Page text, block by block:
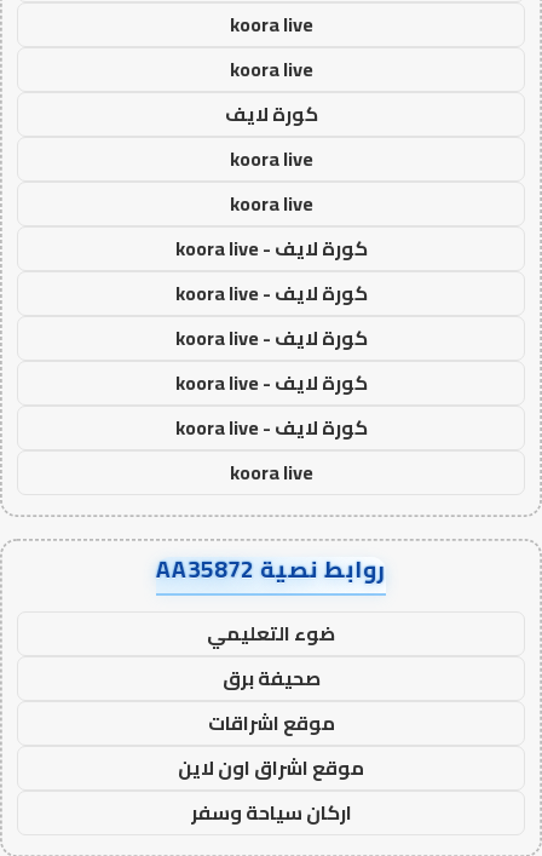
koora live
koora live
كورة لايف
koora live
koora live
كورة لايف - koora live
كورة لايف - koora live
كورة لايف - koora live
كورة لايف - koora live
كورة لايف - koora live
koora live
روابط نصية AA35872
ضوء التعليمي
صحيفة برق
موقع اشراقات
موقع اشراق اون لاين
اركان سياحة وسفر